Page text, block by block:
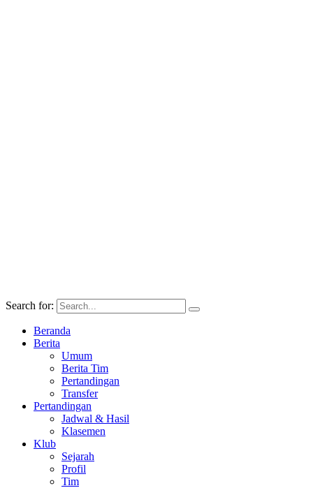
Search for:
Beranda
Berita
Umum
Berita Tim
Pertandingan
Transfer
Pertandingan
Jadwal & Hasil
Klasemen
Klub
Sejarah
Profil
Tim